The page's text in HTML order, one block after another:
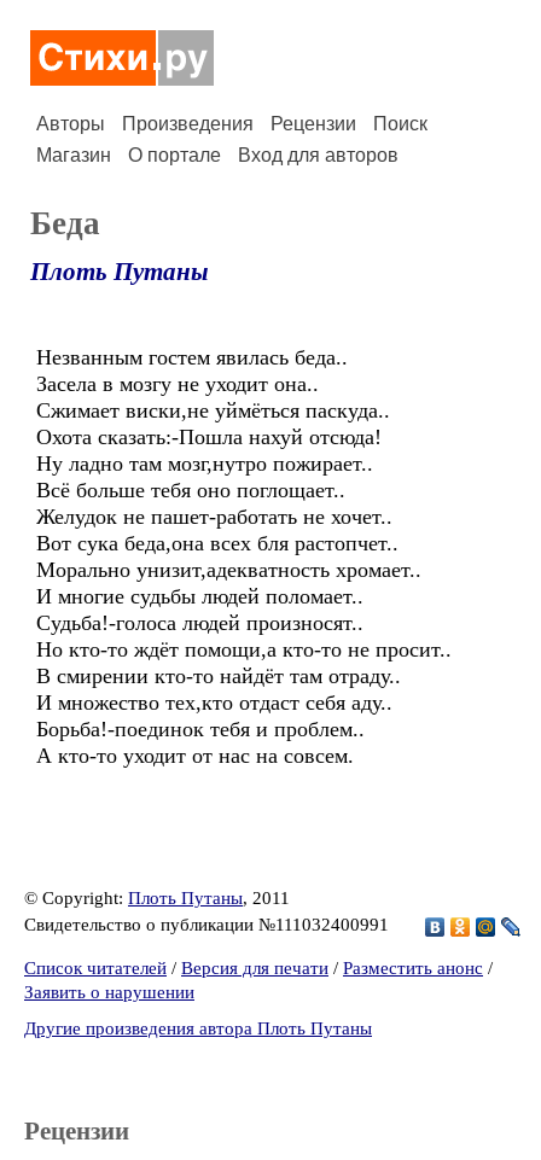
Авторы Произведения Рецензии
Поиск
Магазин
О портале Вход для авторов
Беда
Плоть Путаны
Незванным гостем явилась беда..
Засела в мозгу не уходит она..
Сжимает виски,не уймёться паскуда..
Охота сказать:-Пошла нахуй отсюда!
Ну ладно там мозг,нутро пожирает..
Всё больше тебя оно поглощает..
Желудок не пашет-работать не хочет..
Вот сука беда,она всех бля растопчет..
Морально унизит,адекватность хромает..
И многие судьбы людей поломает..
Судьба!-голоса людей произносят..
Но кто-то ждёт помощи,а кто-то не просит..
В смирении кто-то найдёт там отраду..
И множество тех,кто отдаст себя аду..
Борьба!-поединок тебя и проблем..
А кто-то уходит от нас на совсем.
© Copyright: Плоть Путаны, 2011
Свидетельство о публикации №111032400991
Список читателей / Версия для печати / Разместить анонс /
Заявить о нарушении
Другие произведения автора Плоть Путаны
Рецензии